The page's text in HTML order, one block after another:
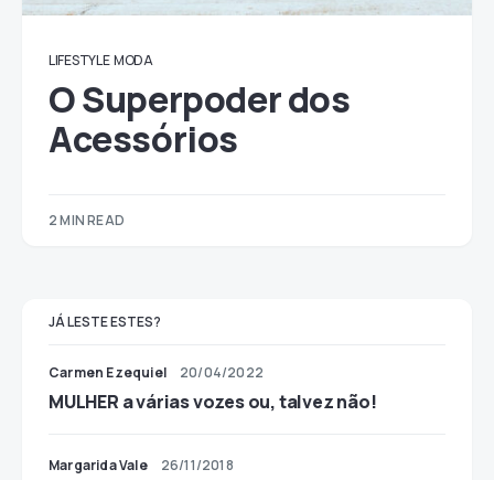
LIFESTYLE MODA
O Superpoder dos
Acessórios
2 MIN READ
JÁ LESTE ESTES?
Carmen Ezequiel 20/04/2022
MULHER a várias vozes ou, talvez não!
Margarida Vale 26/11/2018